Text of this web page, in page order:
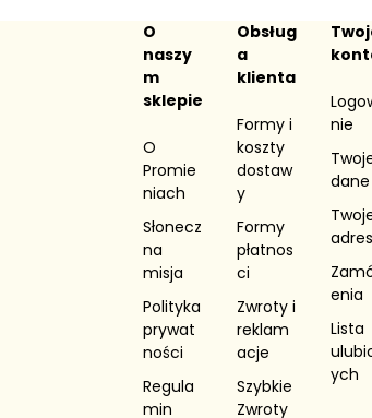
O
naszy
m
sklepie
O
Promie
niach
Słonecz
na
misja
Polityka
prywat
ności
Regula
min
Obsług
a
klienta
Formy i
koszty
dostaw
y
Formy
płatnos
ci
Zwroty i
reklam
acje
Szybkie
Zwroty
nie
dane
enia
Lista
ych